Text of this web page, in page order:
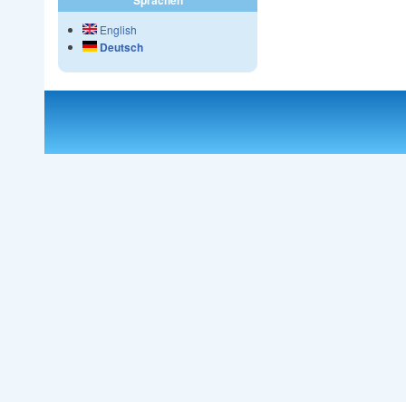
English
Deutsch